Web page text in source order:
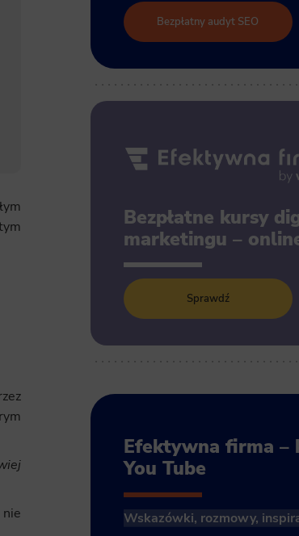
Bezpłatny audyt SEO
Bezpłatne kursy
marketingu –
Sprawdź
Efektywna firma –
You Tube
Wskazówki, rozmowy,